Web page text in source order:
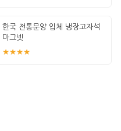
한국 전통문양 입체 냉장고자석
마그넷
★★★★